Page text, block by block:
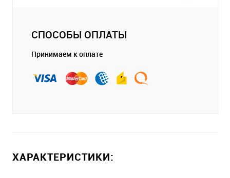
СПОСОБЫ ОПЛАТЫ
Принимаем к оплате
ХАРАКТЕРИСТИКИ: